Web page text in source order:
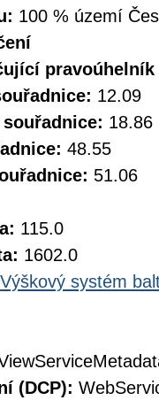
100 % území
pravoúhelník
12.09
18.86
48.55
51.06
115.0
1602.0
Výškový systém
(DCP):